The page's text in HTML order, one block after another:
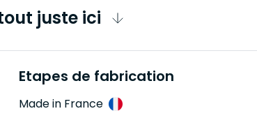
juste ici
Etapes de fabrication
Made in France